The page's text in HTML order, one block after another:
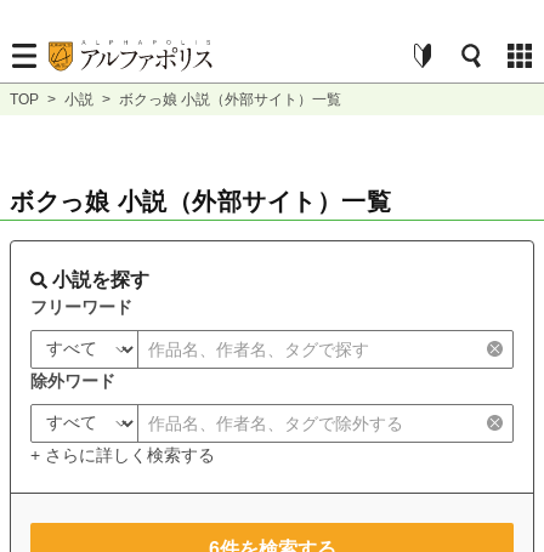
TOP > 小説 > ボクっ娘 小説（外部サイト）一覧
ボクっ娘 小説（外部サイト）一覧
小説を探す
フリーワード
除外ワード
+ さらに詳しく検索する